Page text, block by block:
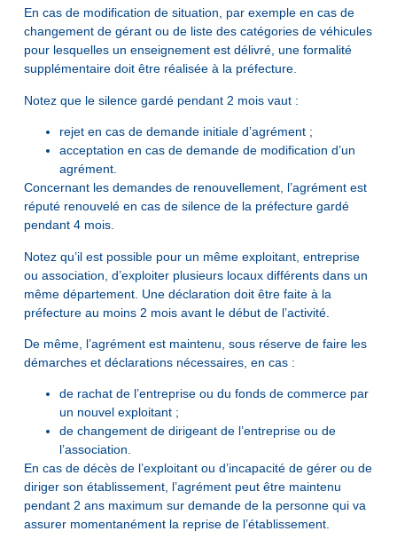
En cas de modification de situation, par exemple en cas de
changement de gérant ou de liste des catégories de véhicules
pour lesquelles un enseignement est délivré, une formalité
supplémentaire doit être réalisée à la préfecture.
Notez que le silence gardé pendant 2 mois vaut :
rejet en cas de demande initiale d’agrément ;
acceptation en cas de demande de modification d’un
agrément.
Concernant les demandes de renouvellement, l’agrément est
réputé renouvelé en cas de silence de la préfecture gardé
pendant 4 mois.
Notez qu’il est possible pour un même exploitant, entreprise
ou association, d’exploiter plusieurs locaux différents dans un
même département. Une déclaration doit être faite à la
préfecture au moins 2 mois avant le début de l’activité.
De même, l’agrément est maintenu, sous réserve de faire les
démarches et déclarations nécessaires, en cas :
de rachat de l’entreprise ou du fonds de commerce par
un nouvel exploitant ;
de changement de dirigeant de l’entreprise ou de
l’association.
En cas de décès de l’exploitant ou d’incapacité de gérer ou de
diriger son établissement, l’agrément peut être maintenu
pendant 2 ans maximum sur demande de la personne qui va
assurer momentanément la reprise de l’établissement.